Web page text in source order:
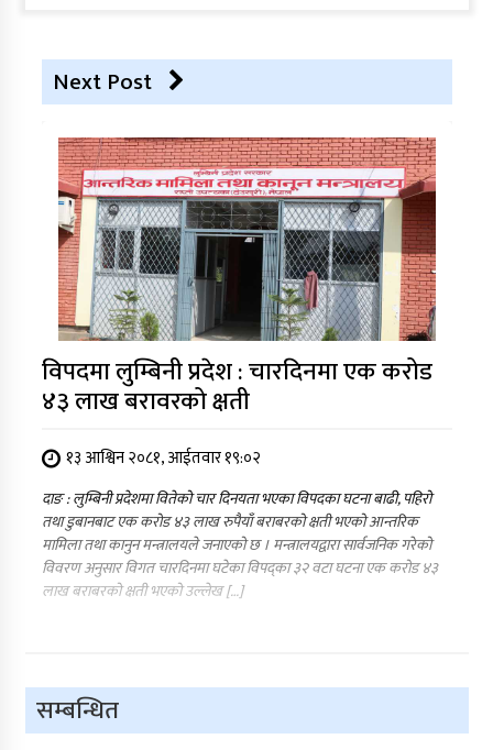
Next Post
विपदमा लुम्बिनी प्रदेश : चारदिनमा एक करोड
४३ लाख बरावरको क्षती
१३ आश्विन २०८१, आईतवार १९:०२
दाङ : लुम्बिनी प्रदेशमा वितेको चार दिनयता भएका विपदका घटना बाढी, पहिरो
तथा डुबानबाट एक करोड ४३ लाख रुपैयाँ बराबरको क्षती भएको आन्तरिक
मामिला तथा कानुन मन्त्रालयले जनाएको छ । मन्त्रालयद्वारा सार्वजनिक गरेको
विवरण अनुसार विगत चारदिनमा घटेका विपद्का ३२ वटा घटना एक करोड ४३
लाख बराबरको क्षती भएको उल्लेख […]
सम्बन्धित